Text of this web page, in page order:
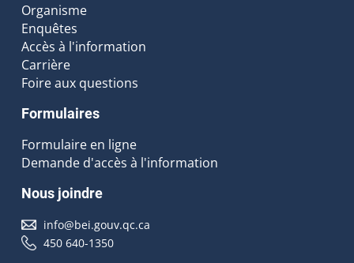
Organisme
Enquêtes
Accès à l'information
Carrière
Foire aux questions
Formulaires
Formulaire en ligne
Demande d'accès à l'information
Nous joindre
info@bei.gouv.qc.ca
450 640-1350